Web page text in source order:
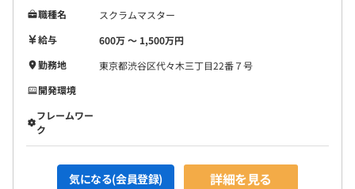
職種名
スクラムマスター
給与
600万 〜 1,500万円
勤務地
東京都渋谷区代々木三丁目22番７号
開発環境
フレームワー
ク
気になる(会員登録) 詳細を見る